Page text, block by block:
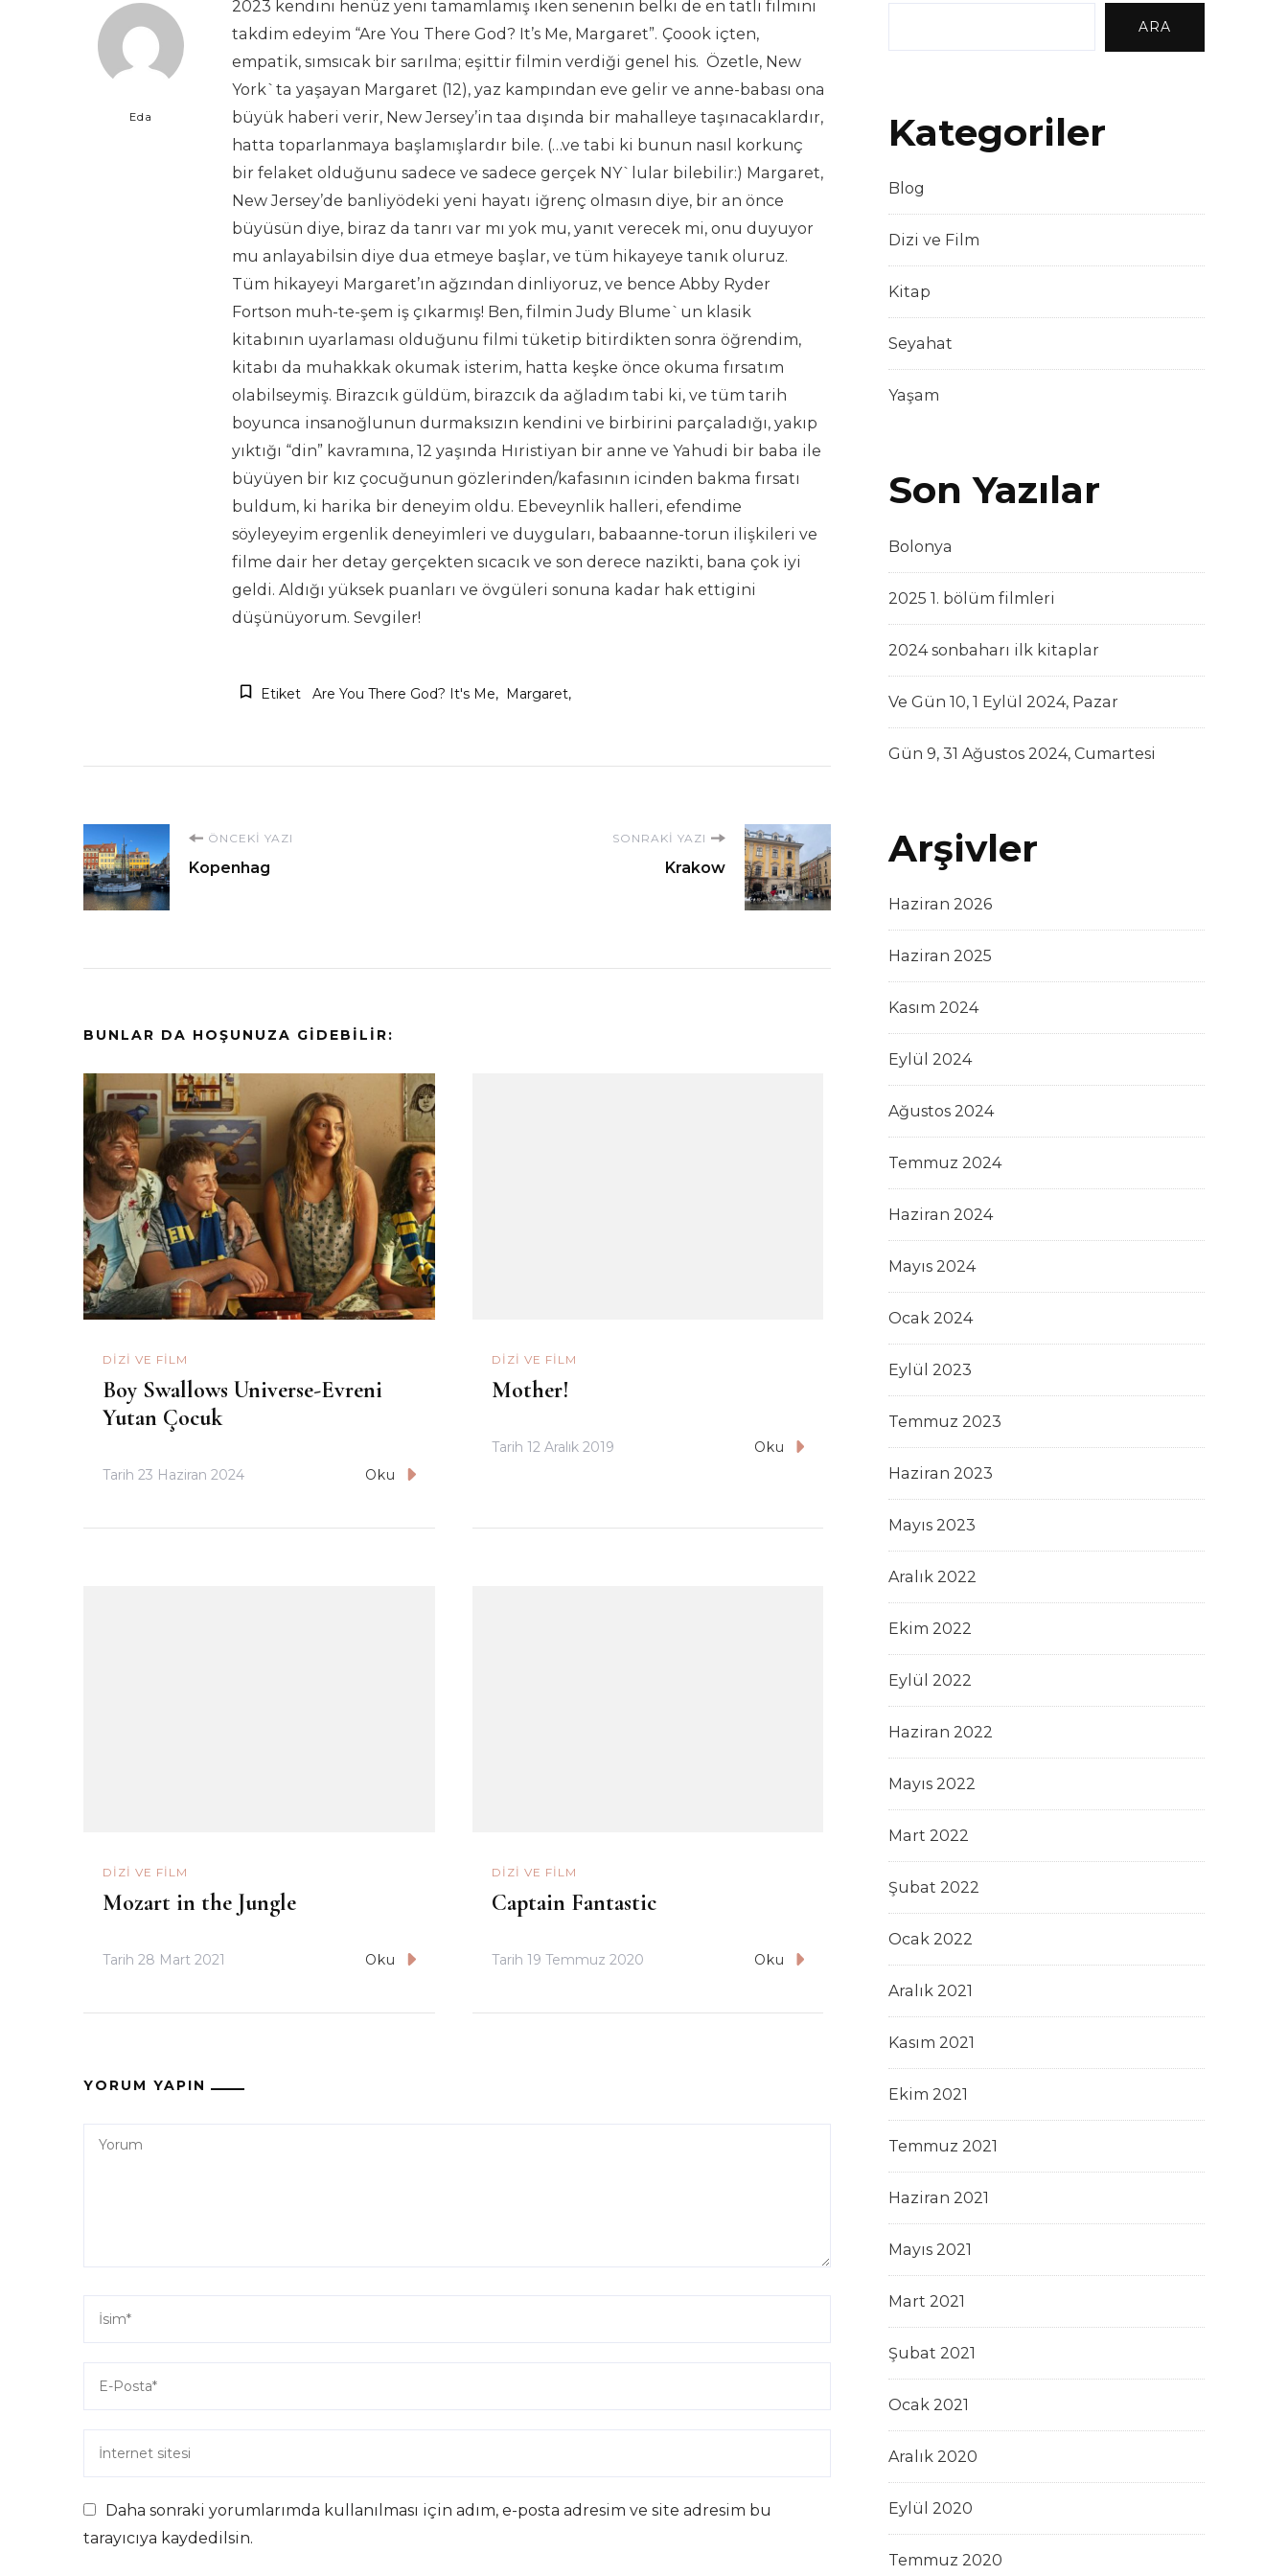
Eda
2023 kendini henüz yeni tamamlamış iken senenin belki de en tatlı filmini
takdim edeyim “Are You There God? It’s Me, Margaret”. Çoook içten,
empatik, sımsıcak bir sarılma; eşittir filmin verdiği genel his. Özetle, New
York`ta yaşayan Margaret (12), yaz kampından eve gelir ve anne-babası ona
büyük haberi verir, New Jersey’in taa dışında bir mahalleye taşınacaklardır,
hatta toparlanmaya başlamışlardır bile. (…ve tabi ki bunun nasıl korkunç
bir felaket olduğunu sadece ve sadece gerçek NY`lular bilebilir:) Margaret,
New Jersey’de banliyödeki yeni hayatı iğrenç olmasın diye, bir an önce
büyüsün diye, biraz da tanrı var mı yok mu, yanıt verecek mi, onu duyuyor
mu anlayabilsin diye dua etmeye başlar, ve tüm hikayeye tanık oluruz.
Tüm hikayeyi Margaret’ın ağzından dinliyoruz, ve bence Abby Ryder
Fortson muh-te-şem iş çıkarmış! Ben, filmin Judy Blume`un klasik
kitabının uyarlaması olduğunu filmi tüketip bitirdikten sonra öğrendim,
kitabı da muhakkak okumak isterim, hatta keşke önce okuma fırsatım
olabilseymiş. Birazcık güldüm, birazcık da ağladım tabi ki, ve tüm tarih
boyunca insanoğlunun durmaksızın kendini ve birbirini parçaladığı, yakıp
yıktığı “din” kavramına, 12 yaşında Hıristiyan bir anne ve Yahudi bir baba ile
büyüyen bir kız çocuğunun gözlerinden/kafasının icinden bakma fırsatı
buldum, ki harika bir deneyim oldu. Ebeveynlik halleri, efendime
söyleyeyim ergenlik deneyimleri ve duyguları, babaanne-torun ilişkileri ve
filme dair her detay gerçekten sıcacık ve son derece nazikti, bana çok iyi
geldi. Aldığı yüksek puanları ve övgüleri sonuna kadar hak ettigini
düşünüyorum. Sevgiler!
Etiket Are You There God? It's Me Margaret
Yazı
dolaşımı
ÖNCEKI YAZI
Kopenhag
SONRAKI YAZI
Krakow
BUNLAR DA HOŞUNUZA GIDEBILIR:
DIZI VE FILM
Boy Swallows Universe-Evreni
Yutan Çocuk
Tarih 23 Haziran 2024 Oku
DIZI VE FILM
Mother!
Tarih 12 Aralık 2019 Oku
DIZI VE FILM
Mozart in the Jungle
Tarih 28 Mart 2021 Oku
DIZI VE FILM
Captain Fantastic
Tarih 19 Temmuz 2020 Oku
YORUM YAPIN
Daha sonraki yorumlarımda kullanılması için adım, e-posta adresim ve site adresim bu
tarayıcıya kaydedilsin.
ARA
Kategoriler
Blog
Dizi ve Film
Kitap
Seyahat
Yaşam
Son Yazılar
Bolonya
2025 1. bölüm filmleri
2024 sonbaharı ilk kitaplar
Ve Gün 10, 1 Eylül 2024, Pazar
Gün 9, 31 Ağustos 2024, Cumartesi
Arşivler
Haziran 2026
Haziran 2025
Kasım 2024
Eylül 2024
Ağustos 2024
Temmuz 2024
Haziran 2024
Mayıs 2024
Ocak 2024
Eylül 2023
Temmuz 2023
Haziran 2023
Mayıs 2023
Aralık 2022
Ekim 2022
Eylül 2022
Haziran 2022
Mayıs 2022
Mart 2022
Şubat 2022
Ocak 2022
Aralık 2021
Kasım 2021
Ekim 2021
Temmuz 2021
Haziran 2021
Mayıs 2021
Mart 2021
Şubat 2021
Ocak 2021
Aralık 2020
Eylül 2020
Temmuz 2020